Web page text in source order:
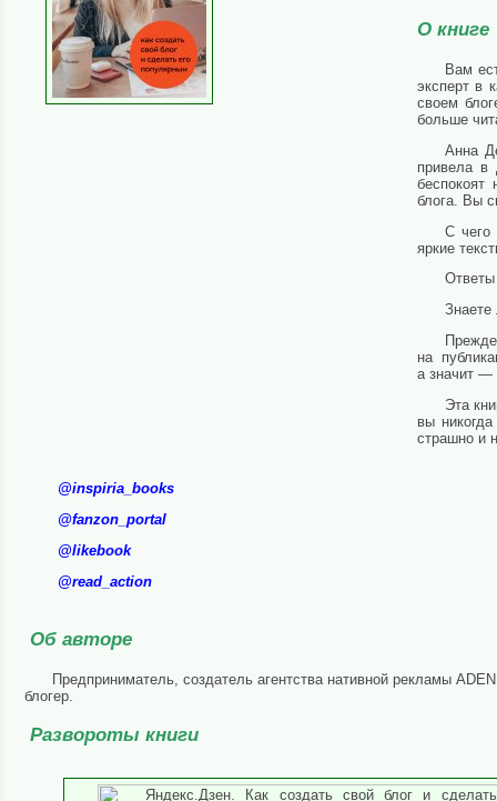
О книге
Вам
эксперт в
своем
больше
Анна
привела в
беспокоят
блога. Вы
С чего
яркие
Ответы
Знаете
на
а значит —
Эта
вы
страшно и
@inspiria_books
@fanzon_portal
@likebook
@read_action
Об авторе
Предприниматель, создатель агентства нативной рекламы
блогер.
Развороты книги